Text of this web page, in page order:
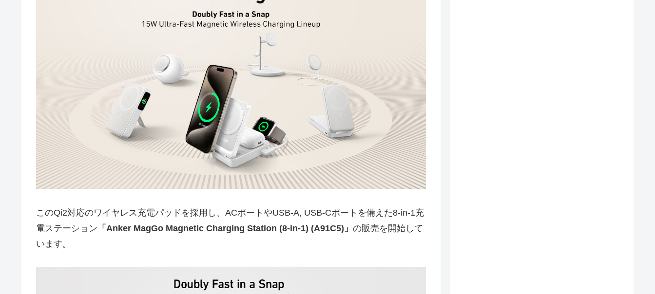
このQi2対応のワイヤレス充電パッドを採用し、ACポートやUSB-A, USB-Cポートを備えた8-in-1充
電ステーション 「Anker MagGo Magnetic Charging Station (8-in-1) (A91C5)」 の販売を開始して
います。